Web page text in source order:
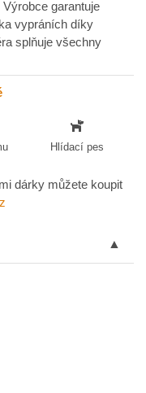
garantuje
vypráních díky
splňuje všechny
Hlídací pes
dárky můžete koupit